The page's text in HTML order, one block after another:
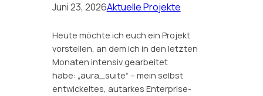
Juni 23, 2026Aktuelle Projekte
Heute möchte ich euch ein Projekt
vorstellen, an dem ich in den letzten
Monaten intensiv gearbeitet
habe: „aura_suite“ – mein selbst
entwickeltes, autarkes Enterprise-